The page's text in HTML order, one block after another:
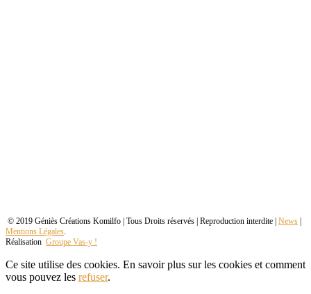
© 2019 Géniès Créations Komilfo | Tous Droits réservés | Reproduction interdite | News
Mentions Légales.
Réalisation Groupe Vas-y !
Ce site utilise des cookies. En savoir plus sur les cookies et comment
vous pouvez les refuser.